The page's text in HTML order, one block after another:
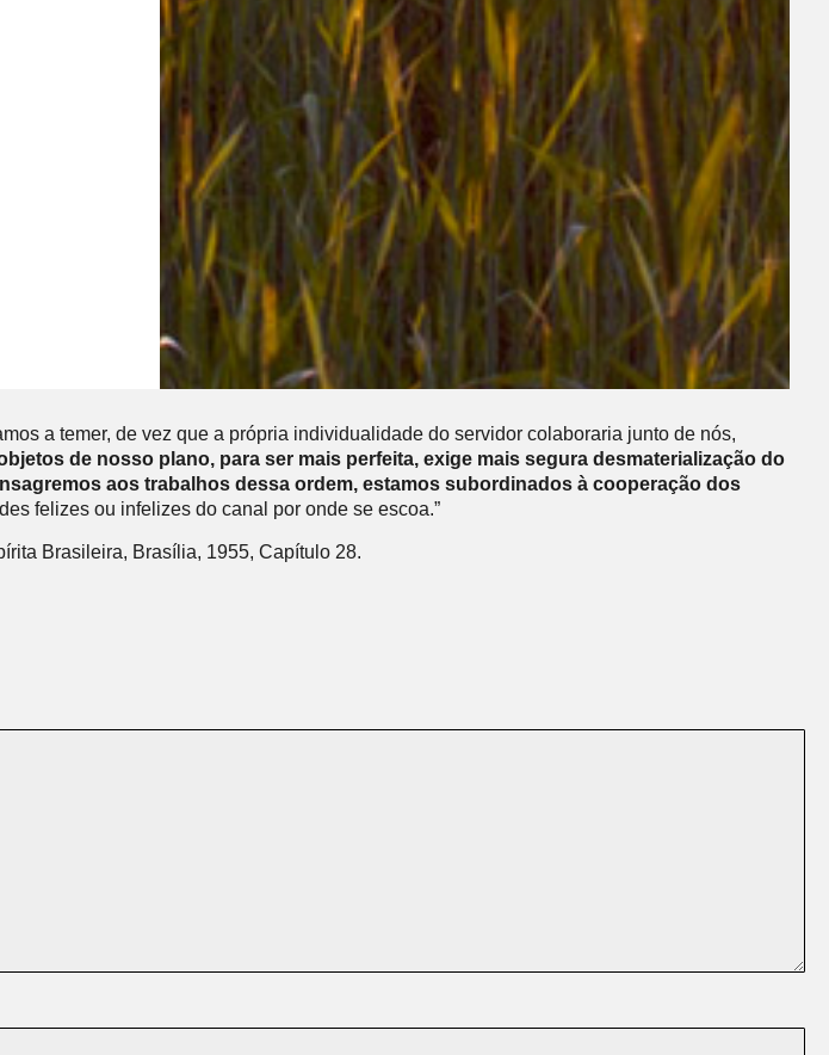
a temer, de vez que a própria individualidade do servidor colaboraria junto de nós,
de nosso plano, para ser mais perfeita, exige mais segura desmaterialização do
aos trabalhos dessa ordem, estamos subordinados à cooperação dos
felizes ou infelizes do canal por onde se escoa.”
Brasileira, Brasília, 1955, Capítulo 28.